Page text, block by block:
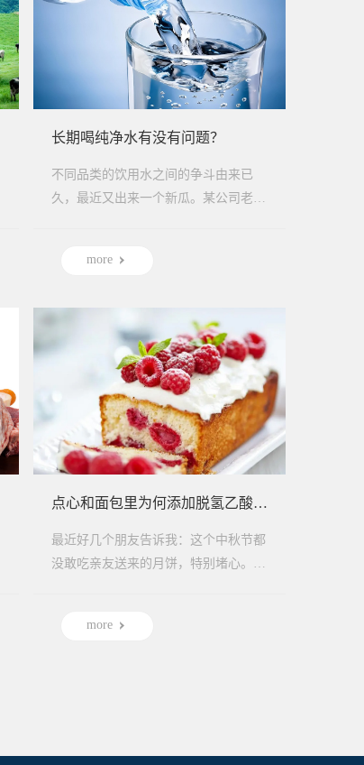
长期喝纯净水有没有问题？
不同品类的饮用水之间的争斗由来已
久，最近又出来一个新瓜。某公司老板
more
点心和面包里为何添加脱氢乙酸钠，防腐剂到底有多毒？
最近好几个朋友告诉我：这个中秋节都
没敢吃亲友送来的月饼，特别堵心。听
more